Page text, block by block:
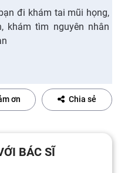
đi khám tai mũi họng,
khám tìm nguyên nhân
ơn Chia sẻ
BÁC SĨ